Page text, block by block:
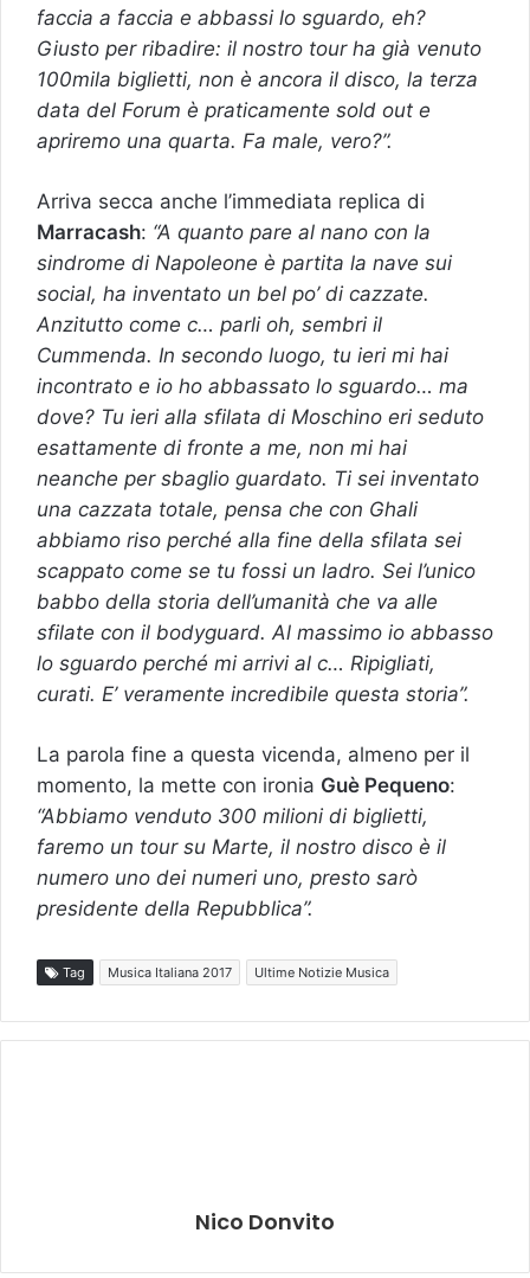
faccia a faccia e abbassi lo sguardo, eh?
Giusto per ribadire: il nostro tour ha già venuto
100mila biglietti, non è ancora il disco, la terza
data del Forum è praticamente sold out e
apriremo una quarta. Fa male, vero?”.
Arriva secca anche l’immediata replica di
Marracash: “A quanto pare al nano con la
sindrome di Napoleone è partita la nave sui
social, ha inventato un bel po’ di cazzate.
Anzitutto come c… parli oh, sembri il
Cummenda. In secondo luogo, tu ieri mi hai
incontrato e io ho abbassato lo sguardo… ma
dove? Tu ieri alla sfilata di Moschino eri seduto
esattamente di fronte a me, non mi hai
neanche per sbaglio guardato. Ti sei inventato
una cazzata totale, pensa che con Ghali
abbiamo riso perché alla fine della sfilata sei
scappato come se tu fossi un ladro. Sei l’unico
babbo della storia dell’umanità che va alle
sfilate con il bodyguard. Al massimo io abbasso
lo sguardo perché mi arrivi al c… Ripigliati,
curati. E’ veramente incredibile questa storia”.
La parola fine a questa vicenda, almeno per il
momento, la mette con ironia Guè Pequeno:
“Abbiamo venduto 300 milioni di biglietti,
faremo un tour su Marte, il nostro disco è il
numero uno dei numeri uno, presto sarò
presidente della Repubblica”.
Tag Musica Italiana 2017 Ultime Notizie Musica
Nico Donvito